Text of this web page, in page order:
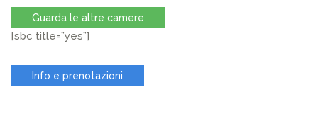
Guarda le altre camere
[sbc title=”yes”]
Info e prenotazioni